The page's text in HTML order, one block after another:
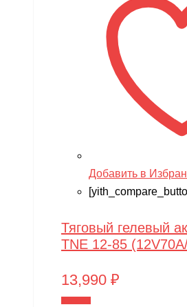
Добавить в
Тяговый гелевый
TNE 12-85
13,990 ₽